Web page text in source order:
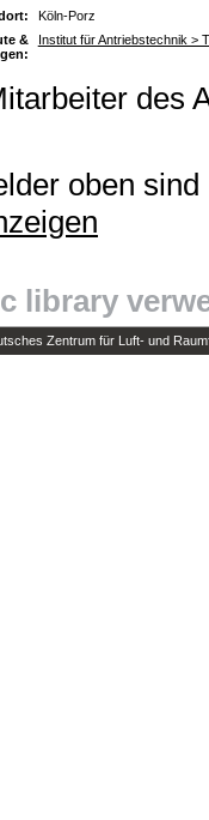
Köln-Porz
&
Institut für Antriebstechnik >
des
oben
library
Zentrum für Luft- und